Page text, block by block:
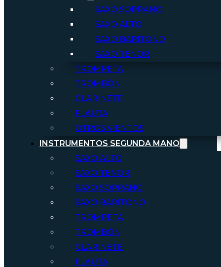
SAXO SOPRANO
SAXO ALTO
SAXO BARITONO
SAXO TENOR
TROMPETA
TROMBÓN
CLARINETE
FLAUTA
OTROS VIENTOS
INSTRUMENTOS SEGUNDA MANO
SAXO ALTO
SAXO TENOR
SAXO SOPRANO
SAXO BARÍTONO
TROMPETA
TROMBÓN
CLARINETE
FLAUTA